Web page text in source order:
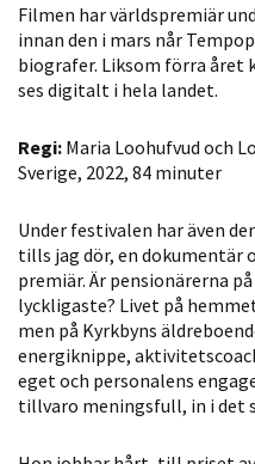
Filmen har världspremiär
innan den i mars når
biografer. Liksom förra året
ses digitalt i hela landet.
Regi: Maria Loohufvud och
Sverige, 2022, 84 minuter
Under festivalen har även
tills jag dör, en dokumentär
premiär. Är pensionärerna
lyckligaste? Livet på
men på Kyrkbyns
energiknippe,
eget och personalens
tillvaro meningsfull, in i det